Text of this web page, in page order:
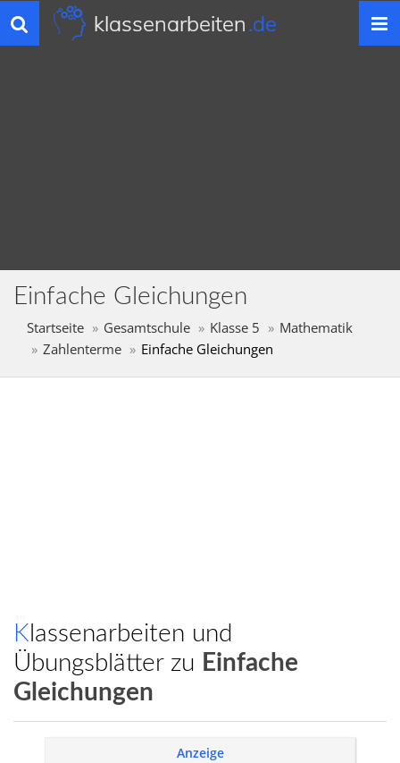
Toggle
navigation
klassenarbeiten.de
Einfache Gleichungen
Startseite Gesamtschule Klasse 5
Mathematik
Zahlenterme
Einfache Gleichungen
Klassenarbeiten und
Übungsblätter zu Einfache
Gleichungen
Anzeige